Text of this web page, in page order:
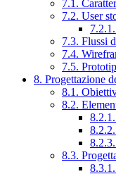
7.1.
7.2. User
7.3. Flussi
7.4.
7.5.
8. Progettazione
8.1.
8.2.
8.3.